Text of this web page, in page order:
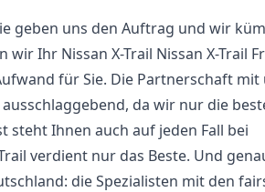
geben uns den Auftrag und wir
wir Ihr Nissan X-Trail Nissan X-Trail
für Sie. Die Partnerschaft
da wir nur die
steht Ihnen auch auf jeden Fall bei
verdient nur das Beste. Und
die Spezialisten mit den